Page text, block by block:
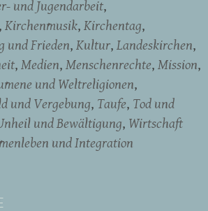
und Jugendarbeit
Kirchenmusik Kirchentag
und Frieden Kultur Landeskirchen
Medien Menschenrechte Mission
und Weltreligionen
und Vergebung Taufe Tod und
und Bewältigung Wirtschaft
und Integration